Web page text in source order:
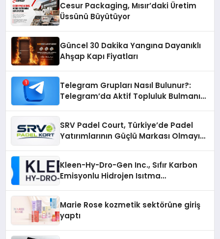
Cesur Packaging, Mısır’daki Üretim
Üssünü Büyütüyor
Güncel 30 Dakika Yangına Dayanıklı
Ahşap Kapı Fiyatları
Telegram Grupları Nasıl Bulunur?:
Telegram’da Aktif Topluluk Bulmanın
SRV Padel Court, Türkiye’de Padel
Yatırımlarının Güçlü Markası Olmayı
Kleen-Hy-Dro-Gen Inc., Sıfır Karbon
Emisyonlu Hidrojen Isıtma
Marie Rose kozmetik sektörüne giriş
yaptı